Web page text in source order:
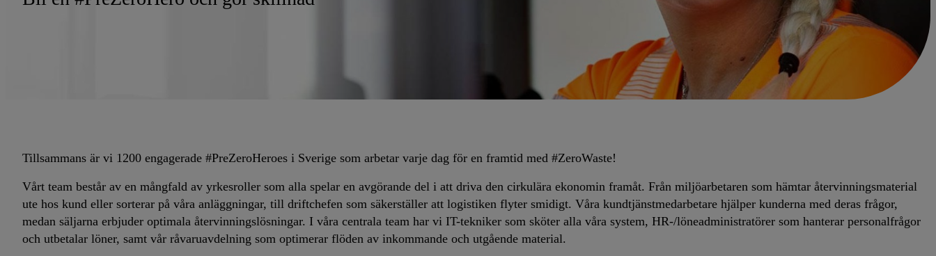
Tillsammans är vi 1200 engagerade #PreZeroHeroes i Sverige som arbetar varje dag för en framtid med #ZeroWaste!
Vårt team består av en mångfald av yrkesroller som alla spelar en avgörande del i att driva den cirkulära ekonomin framåt. Från miljöarbetaren som hämtar återvinningsmaterial
ute hos kund eller sorterar på våra anläggningar, till driftchefen som säkerställer att logistiken flyter smidigt. Våra kundtjänstmedarbetare hjälper kunderna med deras frågor,
medan säljarna erbjuder optimala återvinningslösningar. I våra centrala team har vi IT-tekniker som sköter alla våra system, HR-/löneadministratörer som hanterar personalfrågor
och utbetalar löner, samt vår råvaruavdelning som optimerar flöden av inkommande och utgående material.